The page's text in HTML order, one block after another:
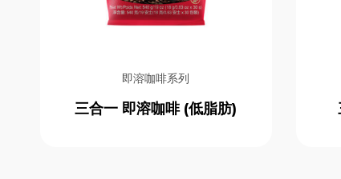
即溶咖啡系列
三合一 即溶咖啡 (低脂肪)